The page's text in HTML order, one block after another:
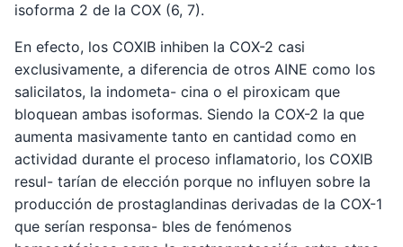
isoforma 2 de la COX (6, 7).
En efecto, los COXIB inhiben la COX-2 casi
exclusivamente, a diferencia de otros AINE como los
salicilatos, la indometa- cina o el piroxicam que
bloquean ambas isoformas. Siendo la COX-2 la que
aumenta masivamente tanto en cantidad como en
actividad durante el proceso inflamatorio, los COXIB
resul- tarían de elección porque no influyen sobre la
producción de prostaglandinas derivadas de la COX-1
que serían responsa- bles de fenómenos